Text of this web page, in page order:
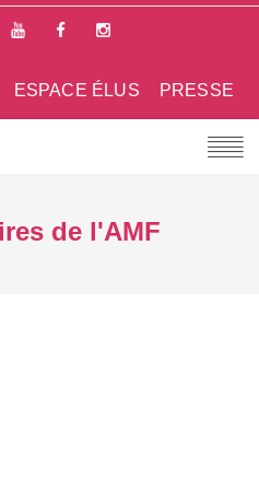
PRESSE
ESPACE ÉLUS
de l'AMF